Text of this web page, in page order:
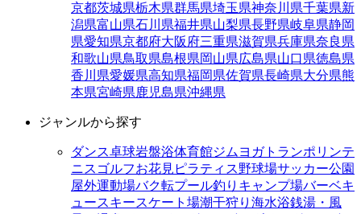
京都茨城県栃木県群馬県埼玉県神奈川県千葉県新
潟県富山県石川県福井県山梨県長野県岐阜県静岡
県愛知県京都府大阪府三重県滋賀県兵庫県奈良県
和歌山県鳥取県島根県岡山県広島県山口県徳島県
香川県愛媛県高知県福岡県佐賀県長崎県大分県熊
本県宮崎県鹿児島県沖縄県
ジャンルから探す
ダンス卓球岩盤浴体育館ジム ヨガトランポリンテ
ニス ゴルフお花見 ピラティス野球場サッカー公園
屋外運動場バク転プール釣り キャンプ場バーベキ
ュースキースケート場潮干狩り 海水浴銭湯・風